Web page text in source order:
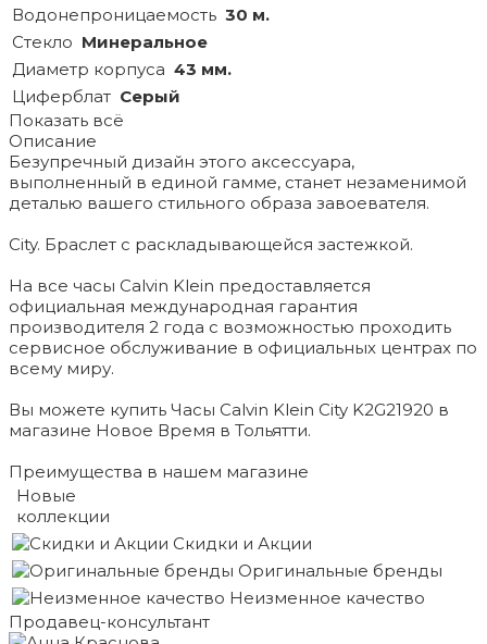
Водонепроницаемость 30 м.
Стекло Минеральное
Диаметр корпуса 43 мм.
Циферблат Серый
Показать всё
Описание
Безупречный дизайн этого аксессуара,
выполненный в единой гамме, станет незаменимой
деталью вашего стильного образа завоевателя.
City. Браслет с раскладывающейся застежкой.
На все часы Calvin Klein предоставляется
официальная международная гарантия
производителя 2 года с возможностью проходить
сервисное обслуживание в официальных центрах по
всему миру.
Вы можете купить Часы Calvin Klein City K2G21920 в
магазине Новое Время в Тольятти.
Преимущества в нашем магазине
Новые
коллекции
Скидки и Акции
Оригинальные бренды
Неизменное качество
Продавец-консультант